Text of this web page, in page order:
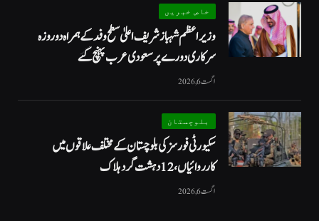
خاص خبریں
وزیراعظم شہبازشریف اعلیٰ سطح وفد کے ہمراہ دو روزه
سرکاری دورے پر سعودی عرب پہنچ گئے
اگست 6, 2026
بلوچستان
سکیورٹی فورسز کی بلوچستان کے مختلف علاقوں میں
کارروائیاں ، 12 دہشت گرد ہلاک
اگست 6, 2026